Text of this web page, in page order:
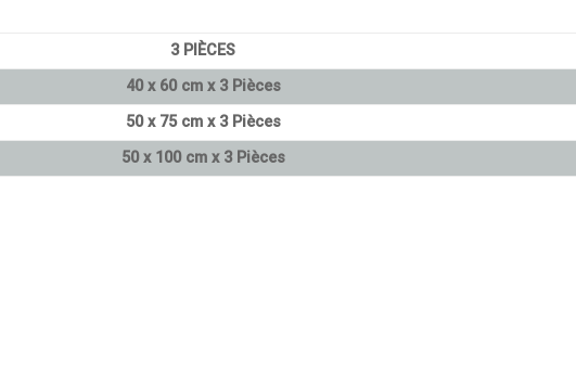
3 PIÈCES
40 x 60 cm x 3 Pièces
50 x 75 cm x 3 Pièces
50 x 100 cm x 3 Pièces